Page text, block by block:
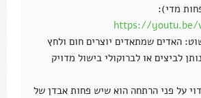
מדי):
https://youtu.be/
האדים שמתאדים יוצרים חום ולחץ
לביצים או לברוקולי בישול מדויק
על פני הרתחה הוא שיש פחות אבדן של